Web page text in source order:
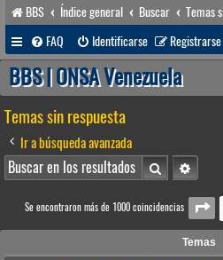
BBS Índice general Buscar
Temas
FAQ
Identificarse Registrarse
BBS | ONSA Venezuela
Temas sin respuesta
Ir a búsqueda avanzada
Buscar
Se encontraron más de 1000 coincidencias
Temas